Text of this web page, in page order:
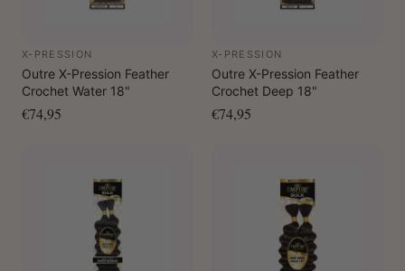
X-PRESSION
Outre X-Pression Feather
Crochet Water 18"
€74,95
X-PRESSION
Outre X-Pression Feather
Crochet Deep 18"
€74,95